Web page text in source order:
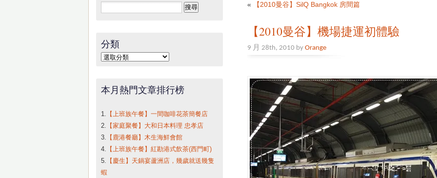
« 【2010曼谷】SilQ Bangkok 房間篇
【2010曼谷】機場捷運初體驗
9 月 28th, 2010 byOrange
搜
尋
字:
分類
分
本月熱門文章排行榜
1. 【上班族午餐】一間咖啡花茶簡餐店
2. 【家庭聚餐】大和日本料理 忠孝店
3. 【鹿港餐廳】木生海鮮會館
4. 【上班族午餐】紅勘港式飲茶(西門町)
5. 【慶生】天鍋宴蘆洲店，幾歲就送幾隻
蝦